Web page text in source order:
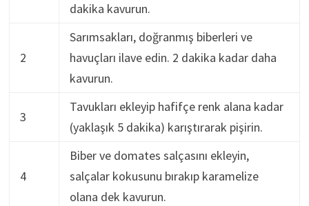
dakika kavurun.
2
Sarımsakları, doğranmış biberleri ve
havuçları ilave edin. 2 dakika kadar daha
kavurun.
3
Tavukları ekleyip hafifçe renk alana kadar
(yaklaşık 5 dakika) karıştırarak pişirin.
4
Biber ve domates salçasını ekleyin,
salçalar kokusunu bırakıp karamelize
olana dek kavurun.